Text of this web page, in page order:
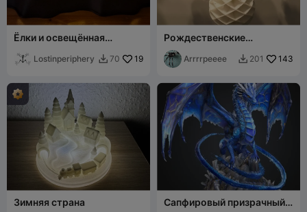
Ёлки и освещённая
свечейLostinperiphery  70 19
Рождественские
украшения - Снеговик,
Колокольчик, Елка -
Перекрестное
скручивание
Arrrrpeeee  201 143
Зимняя страна
Сапфировый призрачный